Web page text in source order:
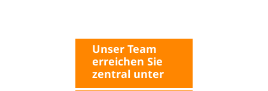
Unser Team
erreichen Sie
zentral unter